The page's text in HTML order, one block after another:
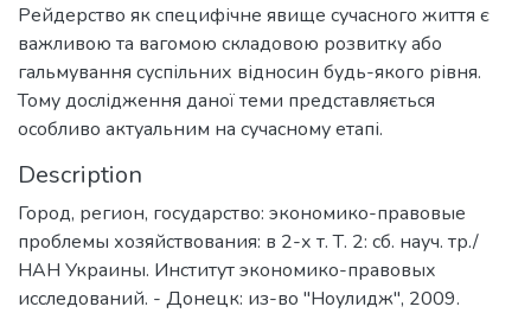
Рейдерство як специфічне явище сучасного життя є
важливою та вагомою складовою розвитку або
гальмування суспільних відносин будь-якого рівня.
Тому дослідження даної теми представляється
особливо актуальним на сучасному етапі.
Description
Город, регион, государство: экономико-правовые
проблемы хозяйствования: в 2-х т. Т. 2: сб. науч. тр./
НАН Украины. Институт экономико-правовых
исследований. - Донецк: из-во "Ноулидж", 2009.